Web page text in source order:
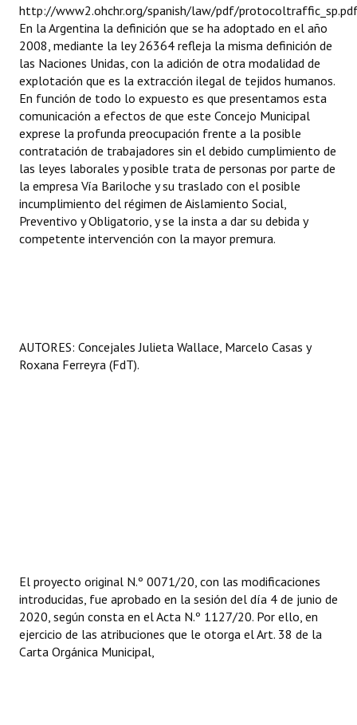
http://www2.ohchr.org/spanish/law/pdf/
En la Argentina la definición que se ha adoptado en el año
2008, mediante la ley 26364 refleja la misma definición de
las Naciones Unidas, con la adición de otra modalidad de
explotación que es la extracción ilegal de tejidos humanos.
En función de todo lo expuesto es que presentamos esta
comunicación a efectos de que este Concejo Municipal
exprese la profunda preocupación frente a la posible
contratación de trabajadores sin el debido cumplimiento de
las leyes laborales y posible trata de personas por parte de
la empresa Vía Bariloche y su traslado con el posible
incumplimiento del régimen de Aislamiento Social,
Preventivo y Obligatorio, y se la insta a dar su debida y
competente intervención con la mayor premura.
AUTORES: Concejales Julieta Wallace, Marcelo Casas y
Roxana Ferreyra (FdT).
El proyecto original N.º 0071/20, con las modificaciones
introducidas, fue aprobado en la sesión del día 4 de junio de
2020, según consta en el Acta N.º 1127/20. Por ello, en
ejercicio de las atribuciones que le otorga el Art. 38 de la
Carta Orgánica Municipal,